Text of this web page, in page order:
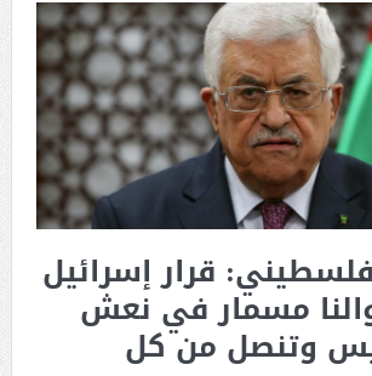
قرار إسرائيل
مسمار في نعش
وتنصل من كل